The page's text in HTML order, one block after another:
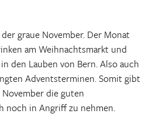
graue November. Der Monat
am Weihnachtsmarkt und
den Lauben von Bern. Also auch
Adventsterminen. Somit gibt
die guten
noch in Angriff zu nehmen.